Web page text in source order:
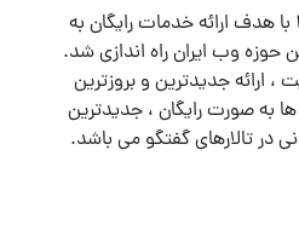
پرشین اسکریپت در سال ۱۳۸۶ با هدف ارائه خدمات رایگان به
حوزه وب ایران راه اندازی شد.
ارائه جدیدترین و بروزترین
به صورت رایگان ، جدیدترین
در تالارهای گفتگو می باشد.